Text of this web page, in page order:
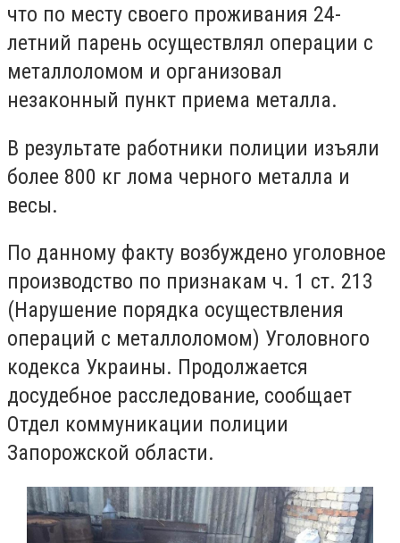
что по месту своего проживания 24-
летний парень осуществлял операции с
металлоломом и организовал
незаконный пункт приема металла.
В результате работники полиции изъяли
более 800 кг лома черного металла и
весы.
По данному факту возбуждено уголовное
производство по признакам ч. 1 ст. 213
(Нарушение порядка осуществления
операций с металлоломом) Уголовного
кодекса Украины. Продолжается
досудебное расследование, сообщает
Отдел коммуникации полиции
Запорожской области.